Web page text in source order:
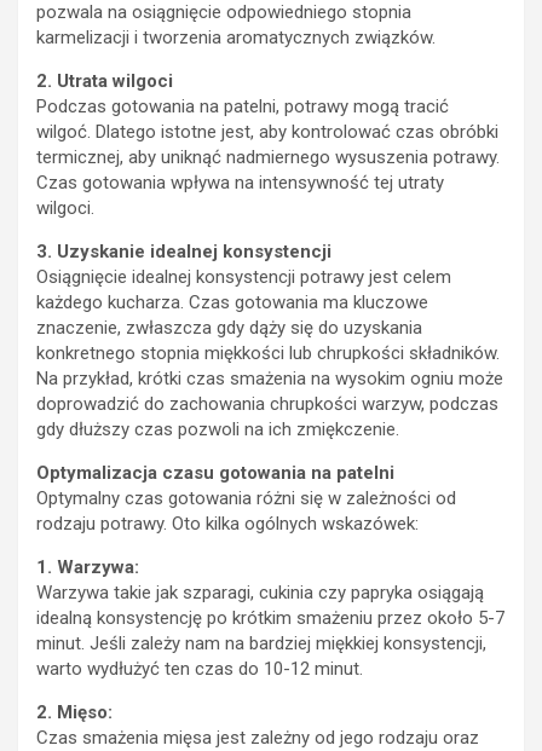
pozwala na osiągnięcie odpowiedniego stopnia
karmelizacji i tworzenia aromatycznych związków.
2. Utrata wilgoci
Podczas gotowania na patelni, potrawy mogą tracić
wilgoć. Dlatego istotne jest, aby kontrolować czas obróbki
termicznej, aby uniknąć nadmiernego wysuszenia potrawy.
Czas gotowania wpływa na intensywność tej utraty
wilgoci.
3. Uzyskanie idealnej konsystencji
Osiągnięcie idealnej konsystencji potrawy jest celem
każdego kucharza. Czas gotowania ma kluczowe
znaczenie, zwłaszcza gdy dąży się do uzyskania
konkretnego stopnia miękkości lub chrupkości składników.
Na przykład, krótki czas smażenia na wysokim ogniu może
doprowadzić do zachowania chrupkości warzyw, podczas
gdy dłuższy czas pozwoli na ich zmiękczenie.
Optymalizacja czasu gotowania na patelni
Optymalny czas gotowania różni się w zależności od
rodzaju potrawy. Oto kilka ogólnych wskazówek:
1. Warzywa:
Warzywa takie jak szparagi, cukinia czy papryka osiągają
idealną konsystencję po krótkim smażeniu przez około 5-7
minut. Jeśli zależy nam na bardziej miękkiej konsystencji,
warto wydłużyć ten czas do 10-12 minut.
2. Mięso:
Czas smażenia mięsa jest zależny od jego rodzaju oraz